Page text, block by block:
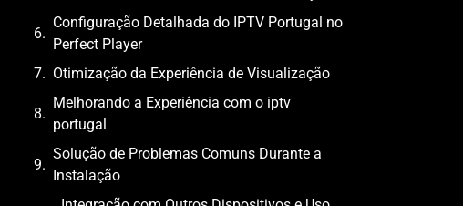
Configuração Detalhada do IPTV Portugal no
Perfect Player
Otimização da Experiência de Visualização
Melhorando a Experiência com o iptv
portugal
Solução de Problemas Comuns Durante a
Instalação